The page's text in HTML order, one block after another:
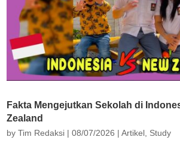
Fakta Mengejutkan Sekolah di
Zealand
byTim Redaksi |08/07/2026 |Artikel Study